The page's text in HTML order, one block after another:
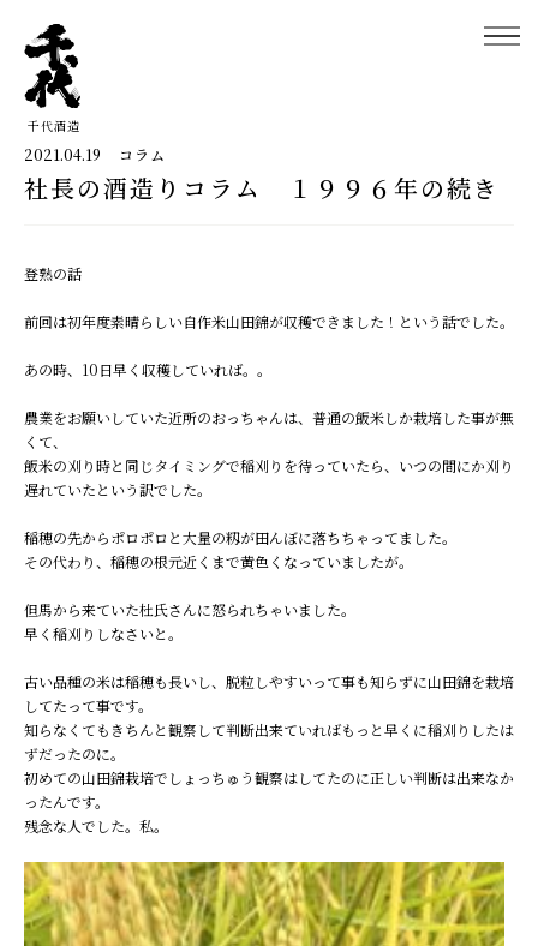
千代酒造
千代酒造トップ
コラム・お知らせ
取扱店舗
会社概要・アクセス
2021.04.19 コラム
社長の酒造りコラム １９９６年の続き
登熟の話
前回は初年度素晴らしい自作米山田錦が収穫できました！という話でした。
あの時、10日早く収穫していれば。。
農業をお願いしていた近所のおっちゃんは、普通の飯米しか栽培した事が無
くて、
飯米の刈り時と同じタイミングで稲刈りを待っていたら、いつの間にか刈り
遅れていたという訳でした。
稲穂の先からポロポロと大量の籾が田んぼに落ちちゃってました。
その代わり、稲穂の根元近くまで黄色くなっていましたが。
但馬から来ていた杜氏さんに怒られちゃいました。
早く稲刈りしなさいと。
古い品種の米は稲穂も長いし、脱粒しやすいって事も知らずに山田錦を栽培
してたって事です。
知らなくてもきちんと観察して判断出来ていればもっと早くに稲刈りしたは
ずだったのに。
初めての山田錦栽培でしょっちゅう観察はしてたのに正しい判断は出来なか
ったんです。
残念な人でした。私。